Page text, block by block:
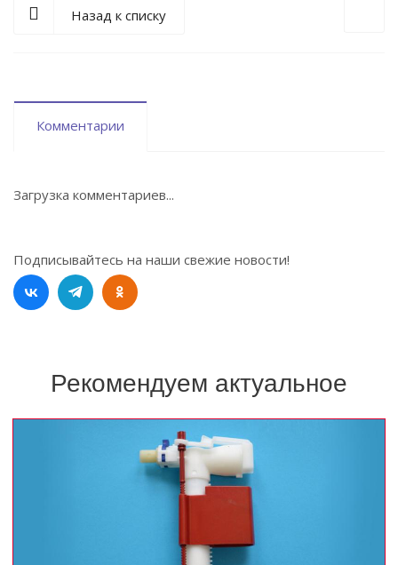
Назад к списку
Комментарии
Загрузка комментариев...
Подписывайтесь на наши свежие новости!
Рекомендуем актуальное